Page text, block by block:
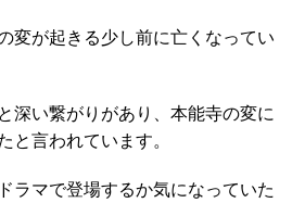
変が起きる少し前に亡くなってい
深い繋がりがあり、本能寺の変に
と言われています。
ラマで登場するか気になっていた